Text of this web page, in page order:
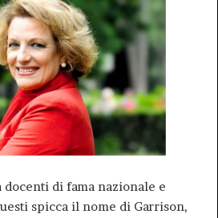
docenti di fama nazionale e
spicca il nome di Garrison,